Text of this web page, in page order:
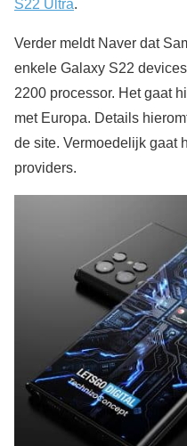
S22 Ultra.
Verder meldt Naver dat
enkele Galaxy S22
2200 processor. Het gaat
met Europa. Details
de site. Vermoedelijk gaat
providers.